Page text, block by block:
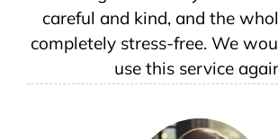
careful and kind, and the
completely stress-free. We
use this service